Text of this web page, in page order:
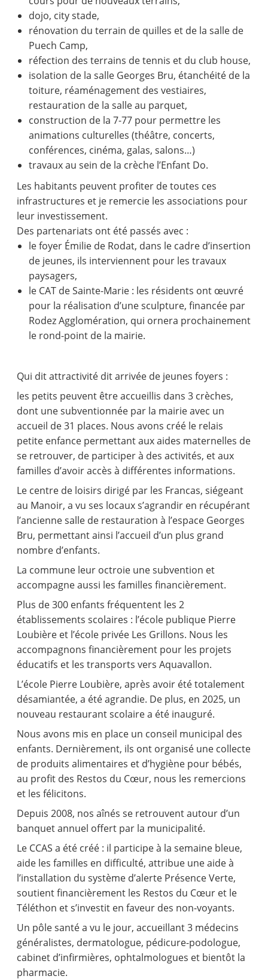
dojo, city stade,
rénovation du terrain de quilles et de la salle de
Puech Camp,
réfection des terrains de tennis et du club house,
isolation de la salle Georges Bru, étanchéité de la
toiture, réaménagement des vestiaires,
restauration de la salle au parquet,
construction de la 7-77 pour permettre les
animations culturelles (théâtre, concerts,
conférences, cinéma, galas, salons…)
travaux au sein de la crèche l’Enfant Do.
Les habitants peuvent profiter de toutes ces
infrastructures et je remercie les associations pour
leur investissement.
Des partenariats ont été passés avec :
le foyer Émilie de Rodat, dans le cadre d’insertion
de jeunes, ils interviennent pour les travaux
paysagers,
le CAT de Sainte-Marie : les résidents ont œuvré
pour la réalisation d’une sculpture, financée par
Rodez Agglomération, qui ornera prochainement
le rond-point de la mairie.
Qui dit attractivité dit arrivée de jeunes foyers :
les petits peuvent être accueillis dans 3 crèches,
dont une subventionnée par la mairie avec un
accueil de 31 places. Nous avons créé le relais
petite enfance permettant aux aides maternelles de
se retrouver, de participer à des activités, et aux
familles d’avoir accès à différentes informations.
Le centre de loisirs dirigé par les Francas, siégeant
au Manoir, a vu ses locaux s’agrandir en récupérant
l’ancienne salle de restauration à l’espace Georges
Bru, permettant ainsi l’accueil d’un plus grand
nombre d’enfants.
La commune leur octroie une subvention et
accompagne aussi les familles financièrement.
Plus de 300 enfants fréquentent les 2
établissements scolaires : l’école publique Pierre
Loubière et l’école privée Les Grillons. Nous les
accompagnons financièrement pour les projets
éducatifs et les transports vers Aquavallon.
L’école Pierre Loubière, après avoir été totalement
désamiantée, a été agrandie. De plus, en 2025, un
nouveau restaurant scolaire a été inauguré.
Nous avons mis en place un conseil municipal des
enfants. Dernièrement, ils ont organisé une collecte
de produits alimentaires et d’hygiène pour bébés,
au profit des Restos du Cœur, nous les remercions
et les félicitons.
Depuis 2008, nos aînés se retrouvent autour d’un
banquet annuel offert par la municipalité.
Le CCAS a été créé : il participe à la semaine bleue,
aide les familles en difficulté, attribue une aide à
l’installation du système d’alerte Présence Verte,
soutient financièrement les Restos du Cœur et le
Téléthon et s’investit en faveur des non-voyants.
Un pôle santé a vu le jour, accueillant 3 médecins
généralistes, dermatologue, pédicure-podologue,
cabinet d’infirmières, ophtalmologues et bientôt la
pharmacie.